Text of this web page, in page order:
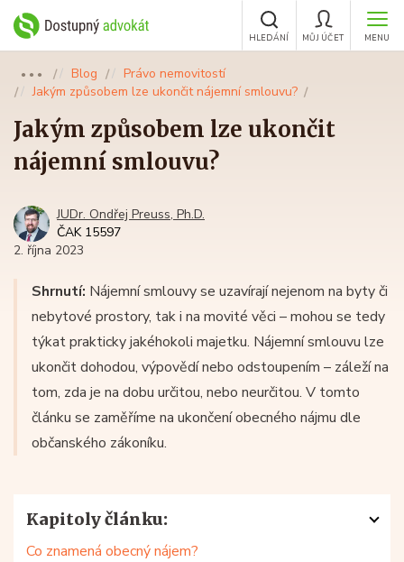
MENU
MŮJ ÚČET
HLEDÁNÍ
●●● Blog
Právo nemovitostí
Jakým způsobem lze ukončit nájemní smlouvu?
Jakým způsobem lze ukončit
nájemní smlouvu?
JUDr. Ondřej Preuss, Ph.D.
ČAK 15597
2. října 2023
Shrnutí: Nájemní smlouvy se uzavírají nejenom na byty či
nebytové prostory, tak i na movité věci – mohou se tedy
týkat prakticky jakéhokoli majetku. Nájemní smlouvu lze
ukončit dohodou, výpovědí nebo odstoupením – záleží na
tom, zda je na dobu určitou, nebo neurčitou. V tomto
článku se zaměříme na ukončení obecného nájmu dle
občanského zákoníku.
Kapitoly článku:
Co znamená obecný nájem?